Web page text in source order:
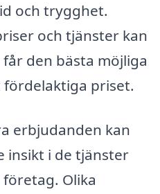
och trygghet.
och tjänster kan
den bästa möjliga
priset.
erbjudanden kan
insikt i de tjänster
Olika